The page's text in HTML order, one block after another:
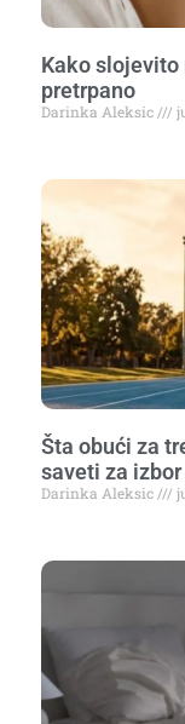
Kako
pretrpano
Darinka Aleksic
Šta obući za
saveti za
Darinka Aleksic